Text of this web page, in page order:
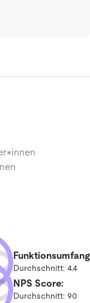
Durchschnitt: 4.4
NPS Score:
Durchschnitt: 90